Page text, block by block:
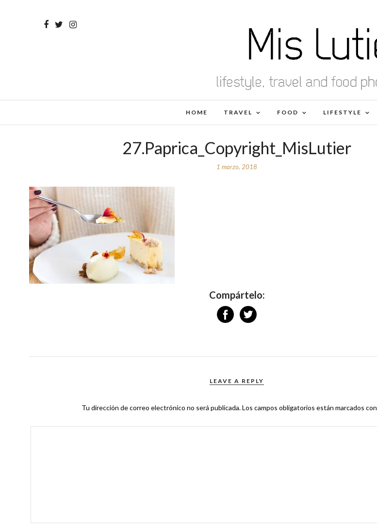
HOME TRAVEL FOOD LIFESTYLE
27.Paprica_Copyright_MisLutier
1 marzo, 2018
Compártelo:
LEAVE A REPLY
Tu dirección de correo electrónico no será publicada.Los campos obligatorios están marcados con